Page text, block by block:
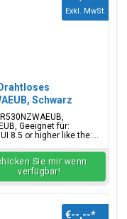
Schwarz
Geeignet für:
8.5 or higher like the:...
Exkl. MwSt.
Sie mir wenn
verfügbar!
€--,--*